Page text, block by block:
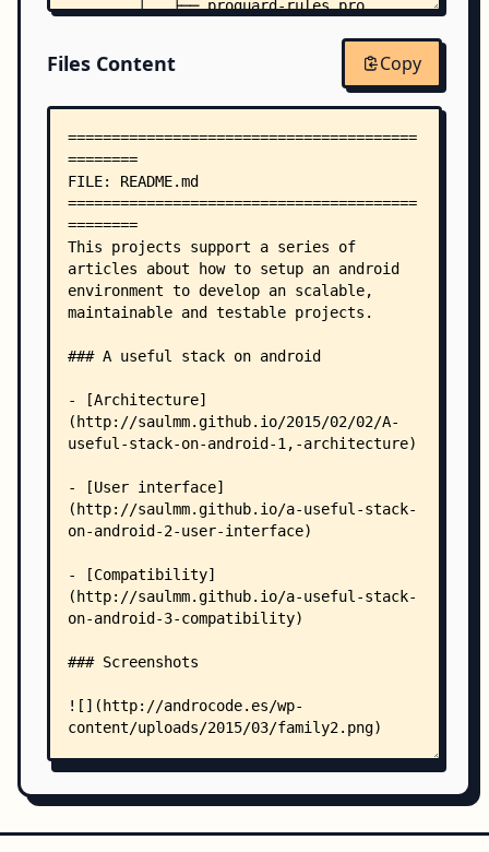
        │   ├── proguard-rules.pro
        │       │   └── java/
│       │       └──
│       │           └──
│       │               └──
        │       └── main/
        │           ├── AndroidManifest.xml
        │           ├── java/
        │           │   └── com/
        │           │       └── hackvg/
        │           │           └── android/
│           │               ├──
        │           │               ├── di/
│           │               │   │   ├──
│           │               │   │   └──
│           │               │   ├──
│           │               │   │   ├──
│           │               │   │   ├──
│           │               │   │   ├──
│           │               │   │   └──
│           │               │       └──
        │           │               ├── mvp/
│           │               │   ├──
│           │               │   │   ├──
│           │               │   └──
│           │               │       ├──
│           │               │       └──
│           │               ├──
│           │               │   ├──
Files Content Copy